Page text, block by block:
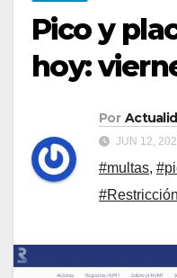
Pico y
hoy:
Por
JUN 12,
#multas,